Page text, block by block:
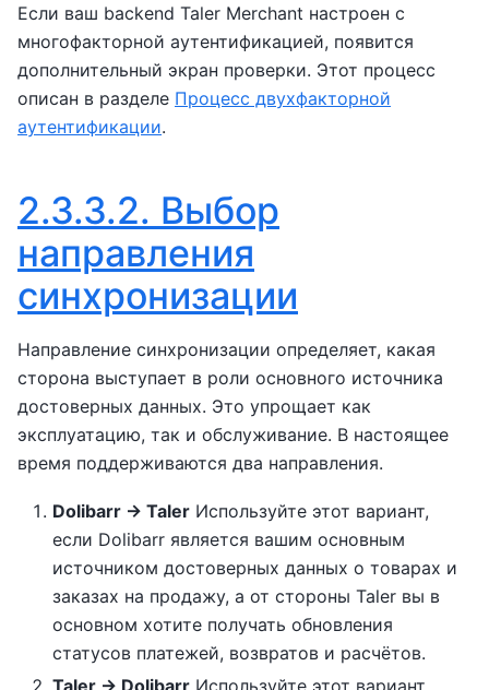
Если ваш backend Taler Merchant настроен с
многофакторной аутентификацией, появится
дополнительный экран проверки. Этот процесс
описан в разделе Процесс двухфакторной
аутентификации.
2.3.3.2. Выбор
направления
синхронизации
Направление синхронизации определяет, какая
сторона выступает в роли основного источника
достоверных данных. Это упрощает как
эксплуатацию, так и обслуживание. В настоящее
время поддерживаются два направления.
Dolibarr -> Taler Используйте этот вариант,
если Dolibarr является вашим основным
источником достоверных данных о товарах и
заказах на продажу, а от стороны Taler вы в
основном хотите получать обновления
статусов платежей, возвратов и расчётов.